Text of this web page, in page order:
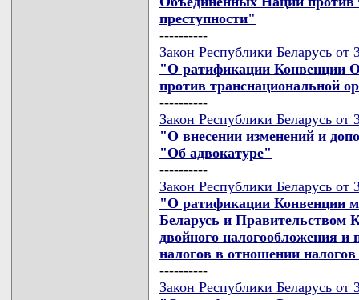
преступности"
----------
Закон Республики Беларусь
"О ратификации Конвенции
против транснациональной
----------
Закон Республики Беларусь от
"О внесении изменений и
"Об адвокатуре"
----------
Закон Республики Беларусь от
"О ратификации Конвенции
Беларусь и Правительством
двойного налогообложения
налогов в отношении
----------
Закон Республики Беларусь от